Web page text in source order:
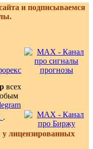
и подписываемся
всех
.
у лицензированных